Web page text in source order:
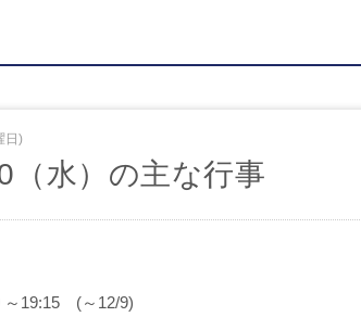
令和７年度 学力判定テスト
日)
（水）の主な行事
～19:15 (～12/9)